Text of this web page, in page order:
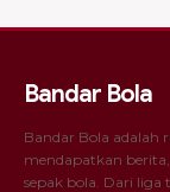
Bandar Bola
Bandar Bola adalah
mendapatkan
sepak bola. Dari liga